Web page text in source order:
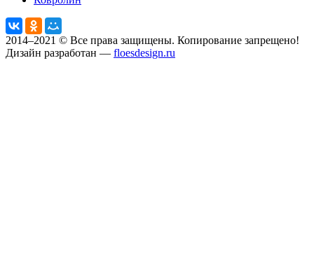
2014–2021 © Все права защищены. Копирование запрещено!
Дизайн разработан — floesdesign.ru